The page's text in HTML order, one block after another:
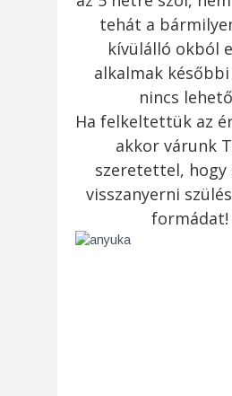
tehát a
kívülálló okból
alkalmak
nincs
Ha felkeltettük az
akkor várunk
szeretettel, hogy
visszanyerni
formádat!